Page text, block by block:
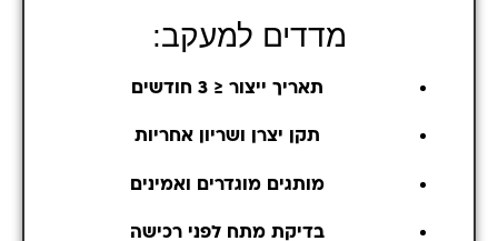
מדדים למעקב:
תאריך ייצור ≤ 3 חודשים
תקן יצרן ושריון אחריות
מותגים מוגדרים ואמינים
בדיקת מתח לפני רכישה